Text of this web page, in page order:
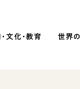
文化・教育 世界